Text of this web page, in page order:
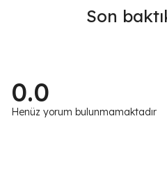
Son
0.0
Henüz yorum bulunmamaktadır